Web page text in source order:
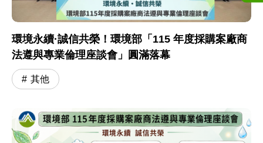
環境永續·誠信共榮！環境部「115 年度採購案廠商
法遵與專業倫理座談會」圓滿落幕
其他